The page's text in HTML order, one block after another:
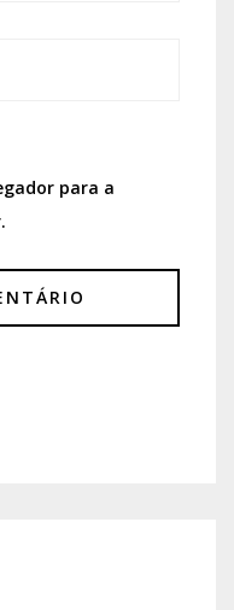
para a